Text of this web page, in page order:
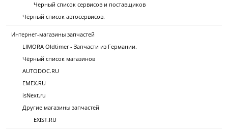
Черный список сервисов и поставщиков
Чёрный список автосервисов.
Интернет-магазины запчастей
LIMORA Oldtimer - Запчасти из Германии.
Чёрный список магазинов
AUTODOC.RU
EMEX.RU
isNext.ru
Другие магазины запчастей
EXIST.RU